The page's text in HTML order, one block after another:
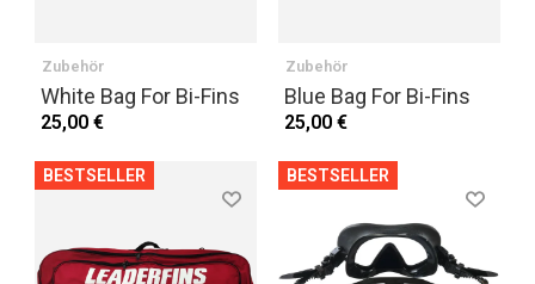
Zubehör
White Bag For Bi-Fins
25,00 €
Zubehör
Blue Bag For Bi-Fins
25,00 €
BESTSELLER BESTSELLER